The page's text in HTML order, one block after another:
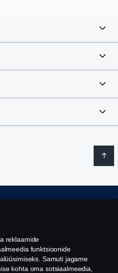
reklaamide
funktsioonide
Samuti jagame
kohta oma sotsiaalmeedia,